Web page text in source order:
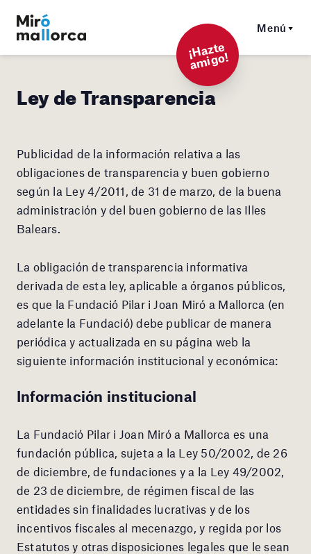
Menú
¡
Hazt
e
a
mi
g
o!
Ley de Transparencia
Publicidad de la información relativa a las
obligaciones de transparencia y buen gobierno
según la Ley 4/2011, de 31 de marzo, de la buena
administración y del buen gobierno de las Illes
Balears.
La obligación de transparencia informativa
derivada de esta ley, aplicable a órganos públicos,
es que la Fundació Pilar i Joan Miró a Mallorca (en
adelante la Fundació) debe publicar de manera
periódica y actualizada en su página web la
siguiente información institucional y económica:
Información institucional
La Fundació Pilar i Joan Miró a Mallorca es una
fundación pública, sujeta a la Ley 50/2002, de 26
de diciembre, de fundaciones y a la Ley 49/2002,
de 23 de diciembre, de régimen fiscal de las
entidades sin finalidades lucrativas y de los
incentivos fiscales al mecenazgo, y regida por los
Estatutos y otras disposiciones legales que le sean